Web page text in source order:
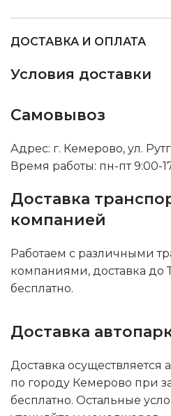
ДОСТАВКА И ОПЛАТА
Условия доставки
Самовывоз
Адрес: г. Кемерово, ул.
Время работы: пн-пт 9:00-
Доставка
компанией
Работаем с различными
компаниями, доставка до
бесплатно.
Доставка
Доставка
по городу Кемерово при
бесплатно. Остальные